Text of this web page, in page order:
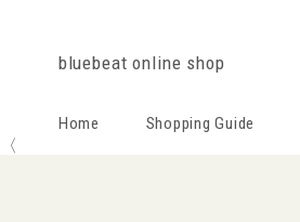
bluebeat online shop
Home Shopping Guide
〈